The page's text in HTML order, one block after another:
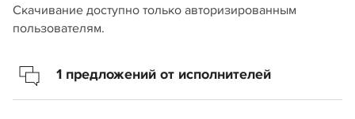
Скачивание доступно только авторизированным
пользователям.
1 предложений от исполнителей